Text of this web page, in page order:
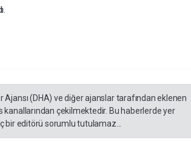
(DHA) ve diğer ajanslar tarafından eklenen
çekilmektedir. Bu haberlerde yer
editörü sorumlu tutulamaz...